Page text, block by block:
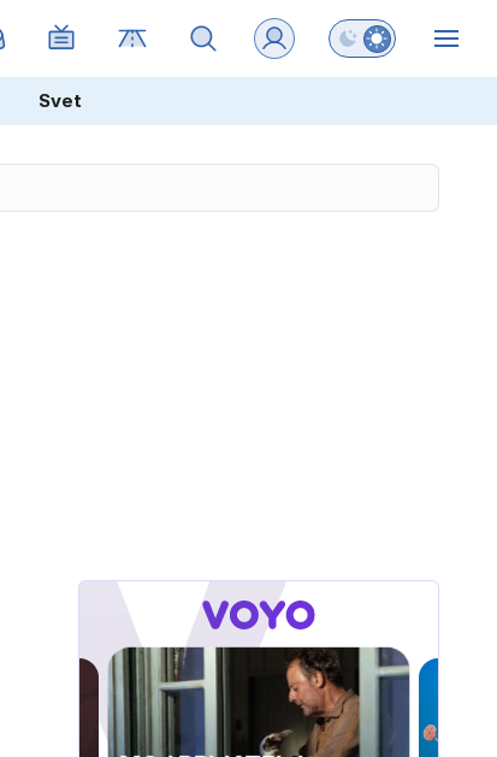
Preklopi barvni
Svet